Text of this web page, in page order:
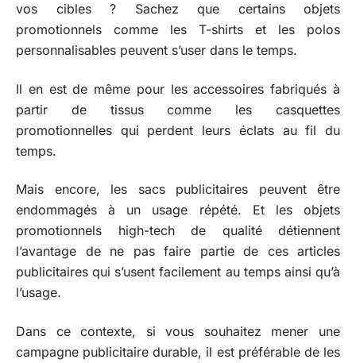
vos cibles ? Sachez que certains objets
promotionnels comme les T-shirts et les polos
personnalisables peuvent s’user dans le temps.
Il en est de même pour les accessoires fabriqués à
partir de tissus comme les casquettes
promotionnelles qui perdent leurs éclats au fil du
temps.
Mais encore, les sacs publicitaires peuvent être
endommagés à un usage répété. Et les objets
promotionnels high-tech de qualité détiennent
l’avantage de ne pas faire partie de ces articles
publicitaires qui s’usent facilement au temps ainsi qu’à
l’usage.
Dans ce contexte, si vous souhaitez mener une
campagne publicitaire durable, il est préférable de les